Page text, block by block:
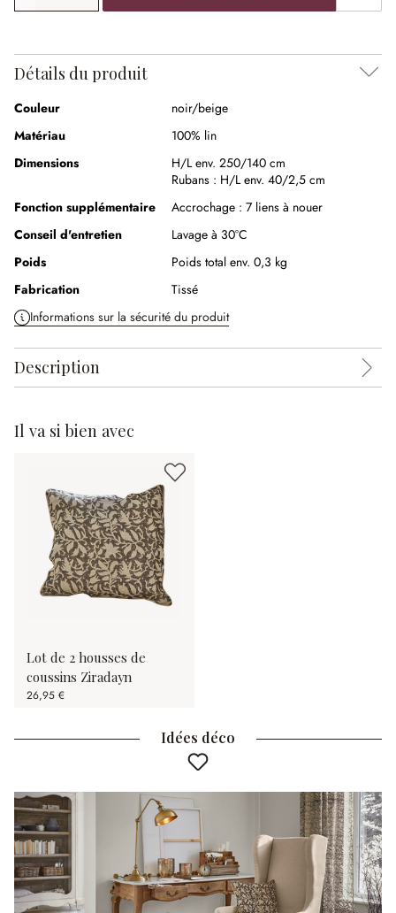
Détails du produit
Couleur
noir/beige
Matériau
100% lin
Dimensions
H/L env. 250/140 cm
Rubans : H/L env. 40/2,5 cm
Fonction supplémentaire
Accrochage : 7 liens à nouer
Conseil d'entretien
Lavage à 30°C
Poids
Poids total env. 0,3 kg
Fabrication
Tissé
Informations sur la sécurité du produit
Description
Il va si bien avec
Lot de 2 housses de
coussins Ziradayn
26,95 €
Idées déco